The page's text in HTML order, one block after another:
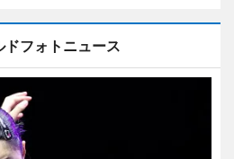
ドフォトニュース